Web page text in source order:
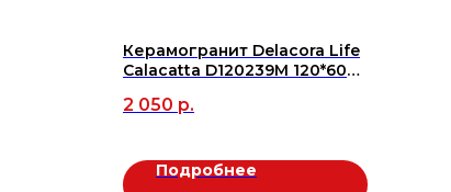
Керамогранит Delacora Life
Calacatta D120239M 120*60
2 050 р.
Подробнее